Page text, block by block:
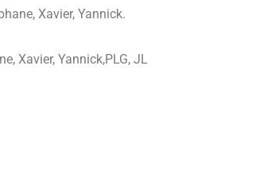
Xavier, Yannick.
Xavier, Yannick,PLG, JL